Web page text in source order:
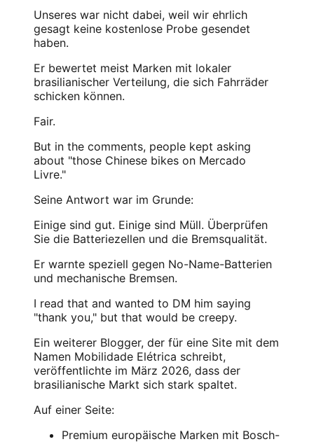
Unseres war nicht dabei, weil wir ehrlich
gesagt keine kostenlose Probe gesendet
haben.
Er bewertet meist Marken mit lokaler
brasilianischer Verteilung, die sich Fahrräder
schicken können.
Fair.
But in the comments, people kept asking
about "those Chinese bikes on Mercado
Livre."
Seine Antwort war im Grunde:
Einige sind gut. Einige sind Müll. Überprüfen
Sie die Batteriezellen und die Bremsqualität.
Er warnte speziell gegen No-Name-Batterien
und mechanische Bremsen.
I read that and wanted to DM him saying
"thank you," but that would be creepy.
Ein weiterer Blogger, der für eine Site mit dem
Namen Mobilidade Elétrica schreibt,
veröffentlichte im März 2026, dass der
brasilianische Markt sich stark spaltet.
Auf einer Seite:
Premium europäische Marken mit Bosch-